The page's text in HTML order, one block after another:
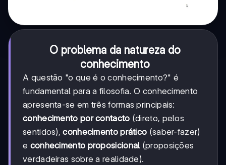
O problema da natureza do
conhecimento
A questão "o que é o conhecimento?" é
fundamental para a filosofia. O conhecimento
apresenta-se em três formas principais:
conhecimento por contacto (direto, pelos
sentidos),conhecimento prático (saber-fazer)
e conhecimento proposicional (proposições
verdadeiras sobre a realidade).